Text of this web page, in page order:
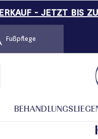
- JETZT BIS
Fußpflege